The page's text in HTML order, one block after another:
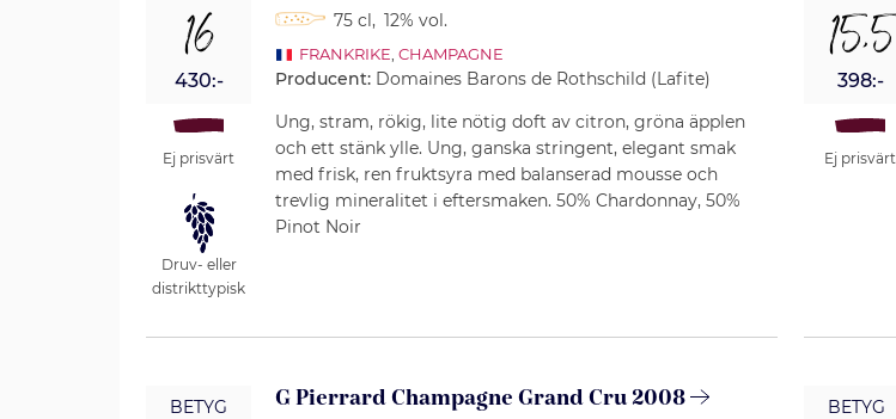
16
430:-
Ej prisvärt
Druv- eller
distrikttypisk
75 cl, 12% vol.
FRANKRIKE ,CHAMPAGNE
Producent: Domaines Barons de Rothschild (Lafite)
Ung, stram, rökig, lite nötig doft av citron, gröna äpplen
och ett stänk ylle. Ung, ganska stringent, elegant smak
med frisk, ren fruktsyra med balanserad mousse och
trevlig mineralitet i eftersmaken. 50% Chardonnay, 50%
Pinot Noir
15,5
398:-
Ej prisvärt
BETYG G Pierrard Champagne Grand Cru 2008 BETYG